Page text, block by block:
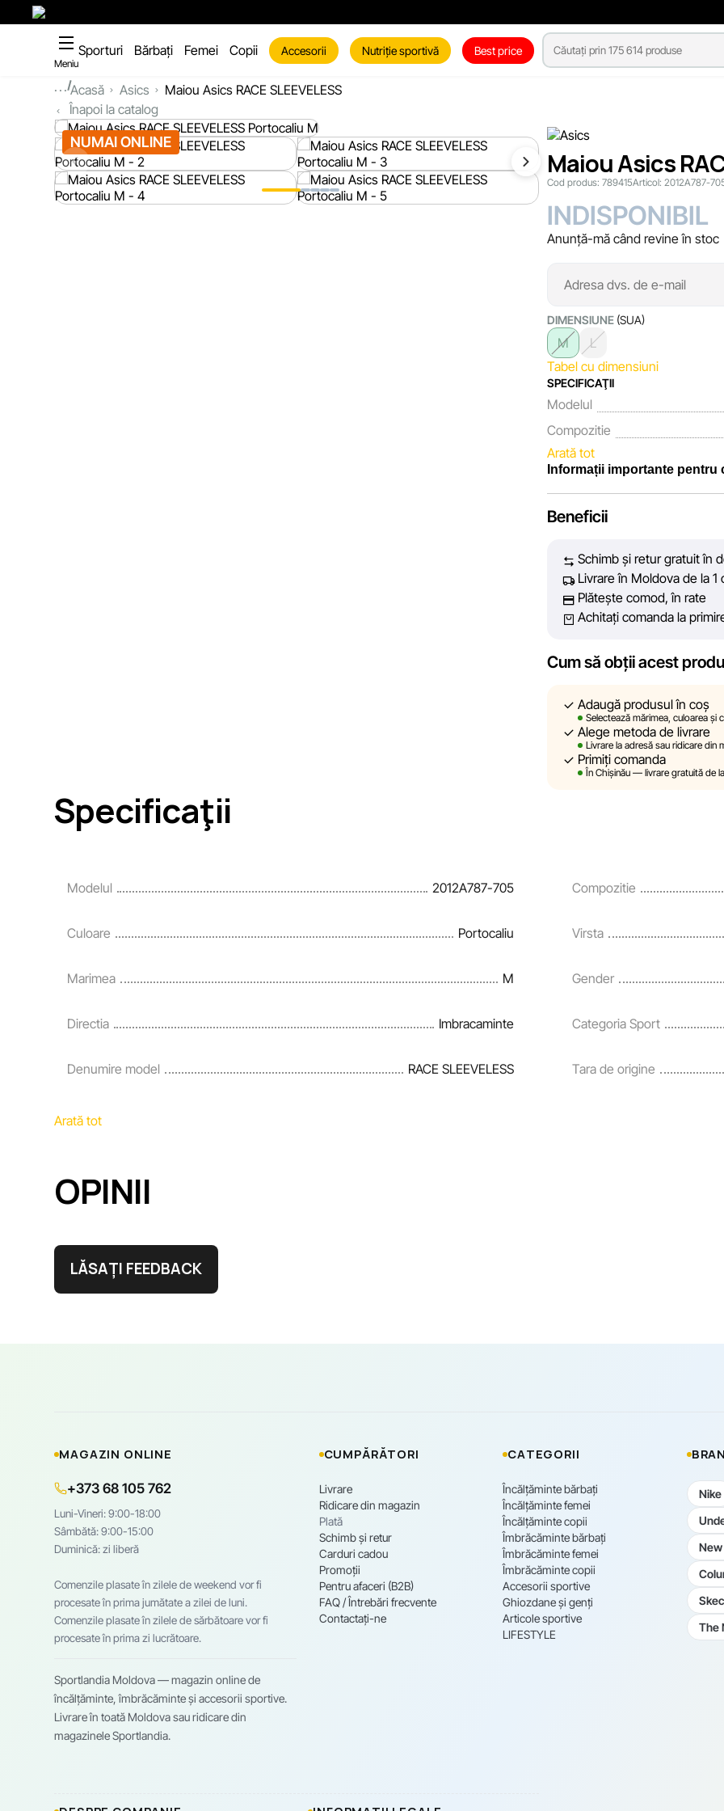
Meniu
Sporturi Bărbați Femei Copii Accesorii Nutriție sportivă Best price
...Acasă Asics
Maiou Asics RACE SLEEVELESS
Înapoi la catalog
NUMAI ONLINE
Maiou Asics
Cod produs: 789415Articol: 2012A787-
INDISPONIBIL
Anunță-mă când revine în stoc
DIMENSIUNE (SUA)
M
L
Tabel cu dimensiuni
SPECIFICAŢII
Modelul
Compozitie
Arată tot
Informații importante pentru
fiecare zi depunem eforturi
vă oferim informații corecte și
decizie de cumpărare.
Cu toate acestea, în ciuda
tehnice sau disfuncționalități.
linkuri pe site-ul nostru.
Sportlandia își rezervă dreptul
prealabilă, descrierile,
site sunt simulate și au un
și corecta prompt eventualele
Beneficii
Schimb și retur gratuit în
Livrare în Moldova de la 1
Plătește comod, în rate
Achitați comanda la
Cum să obții acest
Adaugă produsul în coș
Selectează mărimea, culoarea și
Alege metoda de livrare
Livrare la adresă sau ridicare din
Primiți comanda
În Chișinău — livrare gratuită de
Specificaţii
Modelul 2012A787-705 Compozitie
Culoare Portocaliu Virsta
Marimea M Gender
Directia Imbracaminte Categoria Sport
Denumire model RACE SLEEVELESS Tara de origine
Arată tot
OPINII
LĂSAȚI FEEDBACK
MAGAZIN ONLINE
+373 68 105 762
Luni-Vineri: 9:00-18:00
Sâmbătă: 9:00-15:00
Duminică: zi liberă
Comenzile plasate în zilele de weekend vor fi
procesate în prima jumătate a zilei de luni.
Comenzile plasate în zilele de sărbătoare vor fi
procesate în prima zi lucrătoare.
Sportlandia Moldova — magazin online de
încălțăminte, îmbrăcăminte și accesorii sportive.
Livrare în toată Moldova sau ridicare din
magazinele Sportlandia.
CUMPĂRĂTORI
Livrare
Ridicare din magazin
Plată
Schimb și retur
Carduri cadou
Promoții
Pentru afaceri (B2B)
FAQ / Întrebări frecvente
Contactați-ne
CATEGORII
Încălțăminte bărbați
Încălțăminte femei
Încălțăminte copii
Îmbrăcăminte bărbați
Îmbrăcăminte femei
Îmbrăcăminte copii
Accesorii sportive
Ghiozdane și genți
Articole sportive
LIFESTYLE
Nike
The